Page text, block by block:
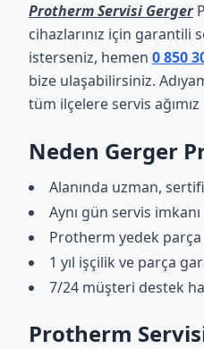
Protherm Servisi Gerger
cihazlarınız için garantili
isterseniz, hemen 0 850
bize ulaşabilirsiniz.
tüm ilçelere servis
Neden Gerger
Alanında uzman,
Aynı gün servis imkanı
Protherm yedek parça
1 yıl işçilik ve parça
7/24 müşteri destek
Protherm